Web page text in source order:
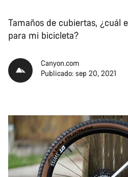
Tamaños de cubiertas, ¿cuál
para mi bicicleta?
Canyon.com
Publicado: sep 20, 2021